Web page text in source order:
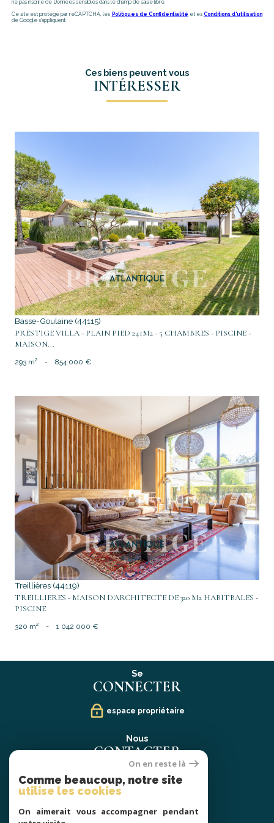
ne pas inscrire de Données sensibles dans le champ de saisie libre.
Ce site est protégé par reCAPTCHA, les Politiques de Confidentialité et es Conditions d'utilisation
de Google s'appliquent.
Ces biens peuvent vous
INTÉRESSER
voir le bien
Basse-Goulaine (44115)
PRESTIGE VILLA - PLAIN PIED 241M2 - 5 CHAMBRES - PISCINE -
MAISON...
293 m² - 854 000 €
voir le bien
Treillières (44119)
TREILLIERES - MAISON D'ARCHITECTE DE 320 M2 HABITBALES -
PISCINE
320 m² - 1 042 000 €
Se
CONNECTER
espace propriétaire
Nous
CONTACTER
02 40 21 91 13
contact@prestige-atlantique.fr
On en reste là
Comme beaucoup, notre site
utilise les cookies
On aimerait vous accompagner pendant